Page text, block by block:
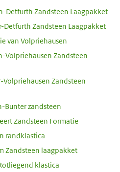
Detfurth Zandsteen Laagpakket
Detfurth Zandsteen Laagpakket
van Volpriehausen
Volpriehausen Zandsteen
Volpriehausen Zandsteen
Bunter zandsteen
Zandsteen Formatie
randklastica
Zandsteen laagpakket
klastica